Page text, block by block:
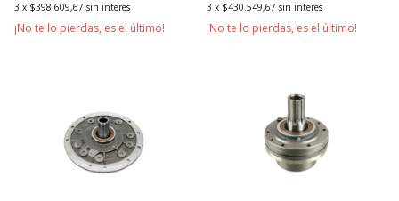
3 x $398.609,67 sin interés
¡No te lo pierdas, es el último!
3 x $430.549,67 sin interés
¡No te lo pierdas, es el último!